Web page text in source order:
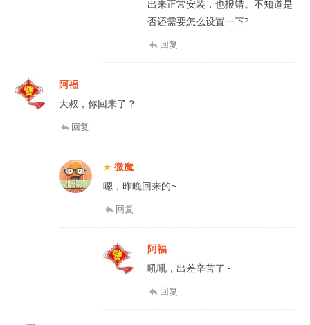
出来正常安装，也报错。不知道是
否还需要怎么设置一下?
回复
阿福
大叔，你回来了？
回复
微魔
嗯，昨晚回来的~
回复
阿福
吼吼，出差辛苦了~
回复